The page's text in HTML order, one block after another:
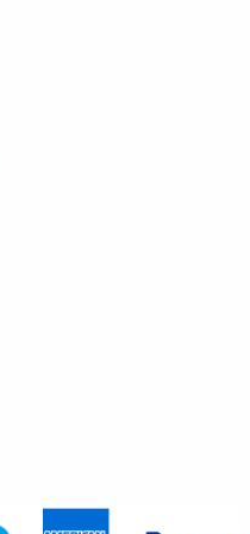
afectan al
especiales.
calidad,